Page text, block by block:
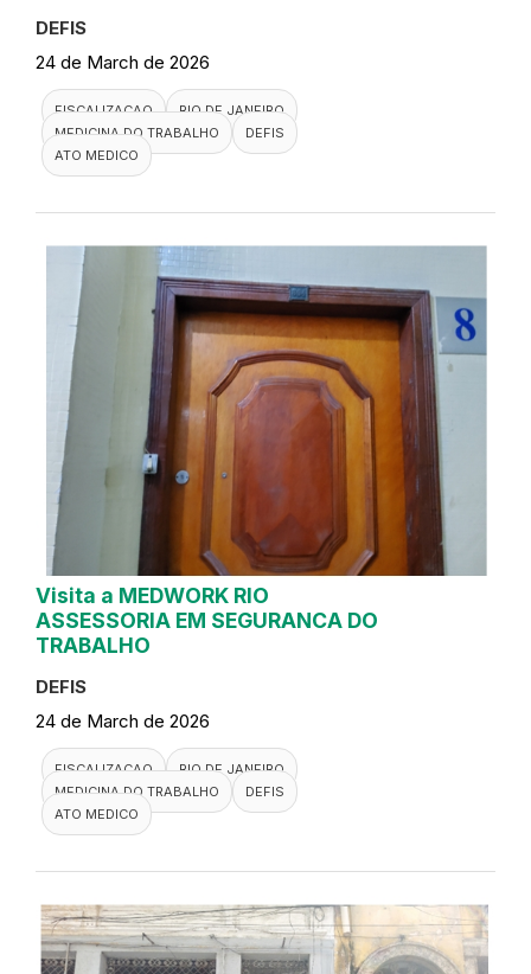
DEFIS
24 de March de 2026
FISCALIZACAO
RIO DE JANEIRO
MEDICINA DO TRABALHO
DEFIS
ATO MEDICO
Visita a MEDWORK RIO
ASSESSORIA EM SEGURANCA DO
TRABALHO
DEFIS
24 de March de 2026
FISCALIZACAO
RIO DE JANEIRO
MEDICINA DO TRABALHO
DEFIS
ATO MEDICO